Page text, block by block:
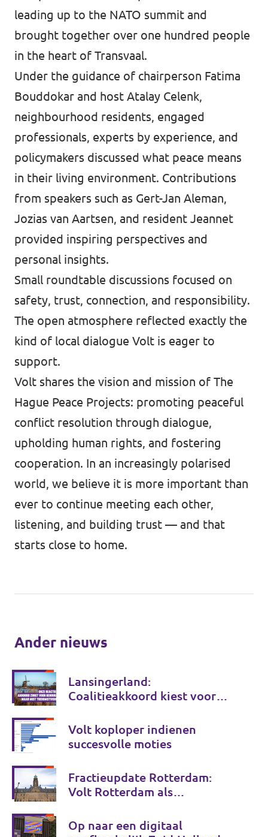
leading up to the NATO summit and
brought together over one hundred people
in the heart of Transvaal.
Under the guidance of chairperson Fatima
Bouddokar and host Atalay Celenk,
neighbourhood residents, engaged
professionals, experts by experience, and
policymakers discussed what peace means
in their living environment. Contributions
from speakers such as Gert-Jan Aleman,
Jozias van Aartsen, and resident Jeannet
provided inspiring perspectives and
personal insights.
Small roundtable discussions focused on
safety, trust, connection, and responsibility.
The open atmosphere reflected exactly the
kind of local dialogue Volt is eager to
support.
Volt shares the vision and mission of The
Hague Peace Projects: promoting peaceful
conflict resolution through dialogue,
upholding human rights, and fostering
cooperation. In an increasingly polarised
world, we believe it is more important than
ever to continue meeting each other,
listening, and building trust — and that
starts close to home.
Ander nieuws
Lansingerland:
Coalitieakkoord kiest voor
voor de toekomst
Volt koploper indienen
succesvolle moties
Fractieupdate Rotterdam:
Volt Rotterdam als
Op naar een digitaal